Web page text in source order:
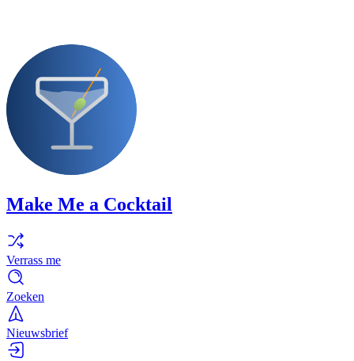
Make Me a Cocktail
Verrass me
Zoeken
Nieuwsbrief